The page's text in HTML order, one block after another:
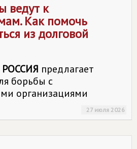
ведут к
Как помочь
из долговой
предлагает
борьбы с
организациями
27 июля 2026